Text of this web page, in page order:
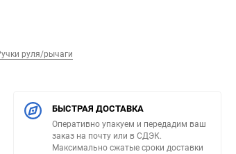
руля/рычаги
БЫСТРАЯ ДОСТАВКА
Оперативно упакуем и передадим ваш
заказ на почту или в СДЭК.
Максимально сжатые сроки доставки